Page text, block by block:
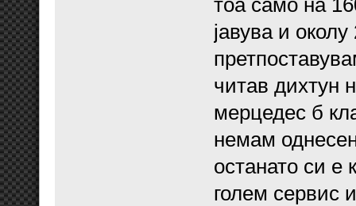
јавува и
читав дихтун
мерцедес б
немам
останато си е
голем сервис